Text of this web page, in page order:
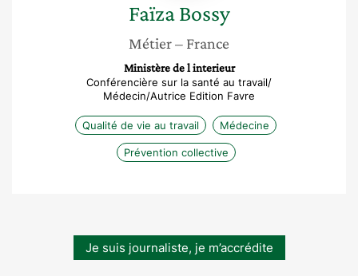
Faïza Bossy
Métier– France
Ministère de l interieur
Conférencière sur la santé au travail/
Médecin/Autrice Edition Favre
Qualité de vie au travail Médecine
Prévention collective
Je suis journaliste, je m’accrédite